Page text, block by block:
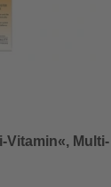
Vitamin«, Multi-